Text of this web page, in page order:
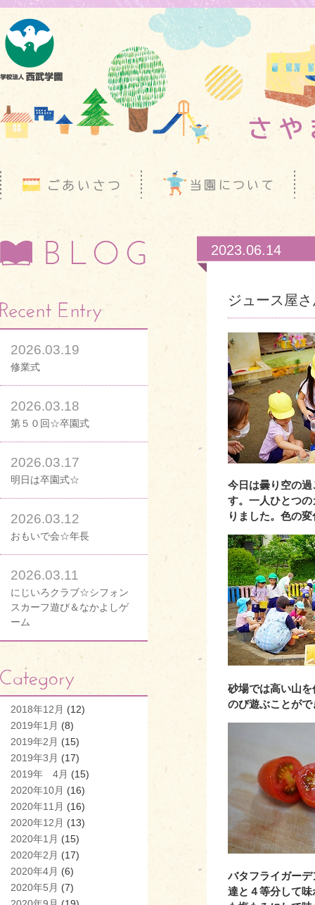
2026.03.19
修業式
2026.03.18
第５０回☆卒園式
2026.03.17
明日は卒園式☆
2026.03.12
おもいで会☆年長
2026.03.11
にじいろクラブ☆シフォン
スカーフ遊び＆なかよしゲ
ーム
2018年12月 (12)
2019年1月 (8)
2019年2月 (15)
2019年3月 (17)
2019年 4月 (15)
2020年10月 (16)
2020年11月 (16)
2020年12月 (13)
2020年1月 (15)
2020年2月 (17)
2020年4月 (6)
2020年5月 (7)
2023.06.14
ジュース屋
今日は曇り空の
す。一人ひとつ
りました。色の
砂場では高い山
のび遊ぶことが
バタフライガー
達と４等分して